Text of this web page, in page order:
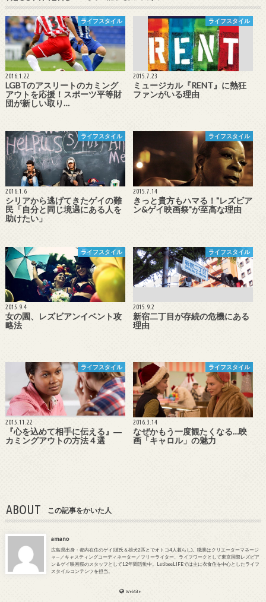
ライフスタイル
2016.1.22
LGBTのアスリートのカミング
アウトを応援！スポーツ平等財
団が新しい取り…
ライフスタイル
2015.7.23
ミュージカル『RENT』に熱狂
ファンがいる理由
ライフスタイル
2016.1.6
シリアから逃げてきたゲイの難
民「自分と同じ境遇にある人を
助けたい」
ライフスタイル
2015.7.14
きっと貴方もハマる！"レズビア
ン&ゲイ映画祭"が至高な理由
ライフスタイル
2015.9.4
女の園、レズビアンイベント攻
略法
ライフスタイル
2015.9.2
新宿二丁目が存続の危機にある
理由
ライフスタイル
2015.11.22
『心を込めて相手に伝える』―
カミングアウトの方法４選
ライフスタイル
2016.3.14
なぜかもう一度観たくなる…映
画「キャロル」の魅力
ABOUT この記事をかいた人
amano
広島県出身・都内在住のゲイ(彼氏＆雄犬2匹とでオトコ4人暮らし)。職業はクリエーターマネージ
ャ—／キャスティングコーディネーター／フリーライター、ライフワークとして東京国際レズビア
ン＆ゲイ映画祭のスタッフとして12年間活動中。LetibeeLIFEでは主に衣食住を中心としたライフ
スタイルコンテンツを担当。
WebSite